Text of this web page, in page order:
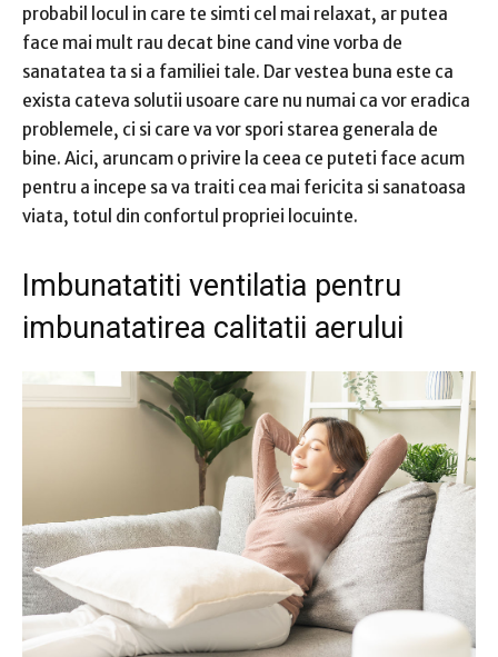
probabil locul in care te simti cel mai relaxat, ar putea
face mai mult rau decat bine cand vine vorba de
sanatatea ta si a familiei tale. Dar vestea buna este ca
exista cateva solutii usoare care nu numai ca vor eradica
problemele, ci si care va vor spori starea generala de
bine. Aici, aruncam o privire la ceea ce puteti face acum
pentru a incepe sa va traiti cea mai fericita si sanatoasa
viata, totul din confortul propriei locuinte.
Imbunatatiti ventilatia pentru
imbunatatirea calitatii aerului